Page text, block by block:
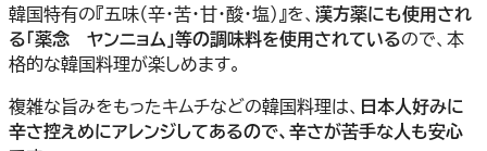
韓国特有の『五味（辛・苦・甘・酸・塩）』を、 漢方薬にも使用され
る「薬念 ヤンニョム」等の調味料を使用されているので、本
格的な韓国料理が楽しめます。
複雑な旨みをもったキムチなどの韓国料理は、 日本人好みに
辛さ控えめにアレンジしてあるので、辛さが苦手な人も安心